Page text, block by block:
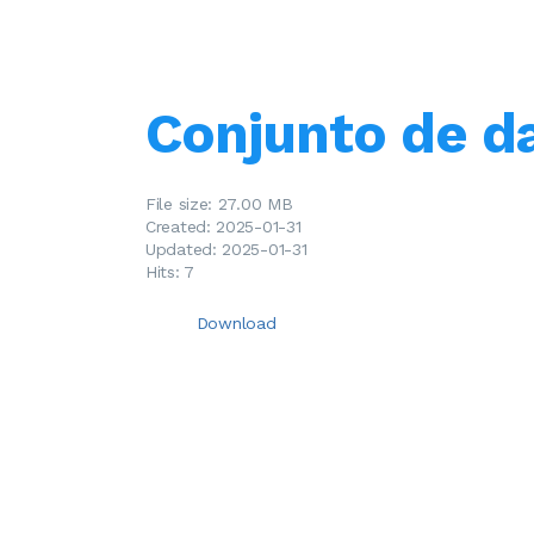
Conjunto de
File size: 27.00 MB
Created: 2025-01-31
Updated: 2025-01-31
Hits: 7
Download